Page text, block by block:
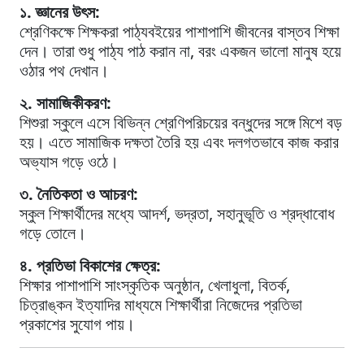
১. জ্ঞানের উৎস:
শ্রেণিকক্ষে শিক্ষকরা পাঠ্যবইয়ের পাশাপাশি জীবনের বাস্তব শিক্ষা
দেন। তারা শুধু পাঠ্য পাঠ করান না, বরং একজন ভালো মানুষ হয়ে
ওঠার পথ দেখান।
২. সামাজিকীকরণ:
শিশুরা স্কুলে এসে বিভিন্ন শ্রেণিপরিচয়ের বন্ধুদের সঙ্গে মিশে বড়
হয়। এতে সামাজিক দক্ষতা তৈরি হয় এবং দলগতভাবে কাজ করার
অভ্যাস গড়ে ওঠে।
৩. নৈতিকতা ও আচরণ:
স্কুল শিক্ষার্থীদের মধ্যে আদর্শ, ভদ্রতা, সহানুভূতি ও শ্রদ্ধাবোধ
গড়ে তোলে।
৪. প্রতিভা বিকাশের ক্ষেত্র:
শিক্ষার পাশাপাশি সাংস্কৃতিক অনুষ্ঠান, খেলাধুলা, বিতর্ক,
চিত্রাঙ্কন ইত্যাদির মাধ্যমে শিক্ষার্থীরা নিজেদের প্রতিভা
প্রকাশের সুযোগ পায়।